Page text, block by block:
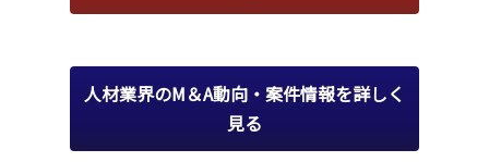
人材業界のM＆A動向・案件情報を詳しく
見る